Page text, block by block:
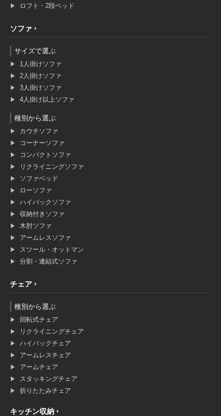
ロフト・2段ベッド
ソファ
サイズで選ぶ
1人掛けソファ
2人掛けソファ
3人掛けソファ
4人掛け以上ソファ
種別から選ぶ
カウチソファ
コーナーソファ
コンパクトソファ
リクライニングソファ
ソファベッド
ローソファ
ハイバックソファ
収納付きソファ
木肘ソファ
アームレスソファ
スツール・オットマン
分割・連結式ソファ
チェア
種別から選ぶ
回転式チェア
リクライニングチェア
ハイバックチェア
アームレスチェア
アームチェア
スタッキングチェア
折りたたみチェア
キッチン収納